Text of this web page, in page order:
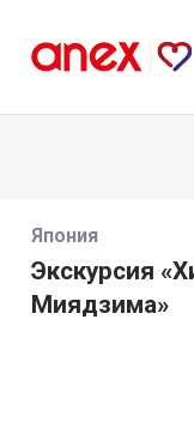
Япония
Экскурсия
Миядзима»